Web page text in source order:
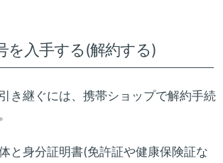
を入手する(解約する)
き継ぐには、携帯ショップで解約手続
と身分証明書(免許証や健康保険証な